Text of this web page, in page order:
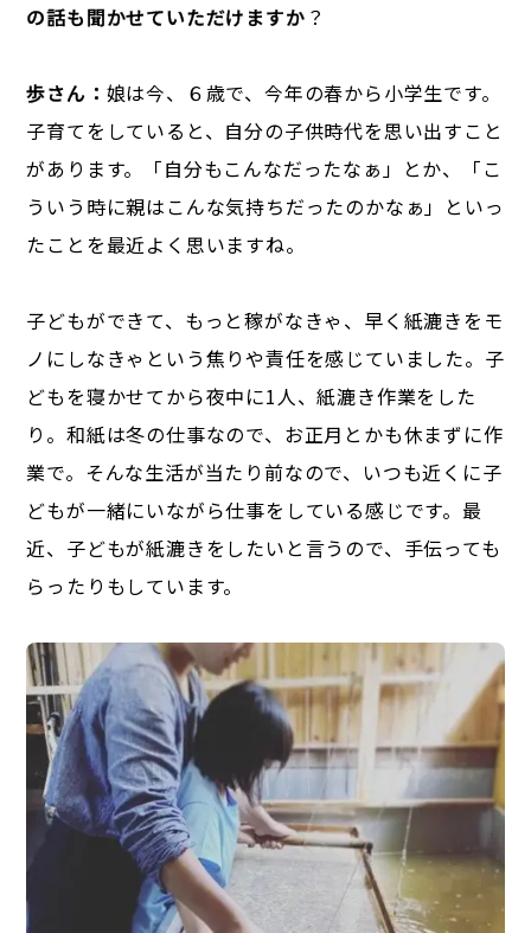
の話も聞かせていただけますか ？
歩さん： 娘は今、６歳で、今年の春から小学生です。
子育てをしていると、自分の子供時代を思い出すこと
があります。「自分もこんなだったなぁ」とか、「こ
ういう時に親はこんな気持ちだったのかなぁ」といっ
たことを最近よく思いますね。
子どもができて、もっと稼がなきゃ、早く紙漉きをモ
ノにしなきゃという焦りや責任を感じていました。子
どもを寝かせてから夜中に1人、紙漉き作業をした
り。和紙は冬の仕事なので、お正月とかも休まずに作
業で。そんな生活が当たり前なので、いつも近くに子
どもが一緒にいながら仕事をしている感じです。最
近、子どもが紙漉きをしたいと言うので、手伝っても
らったりもしています。